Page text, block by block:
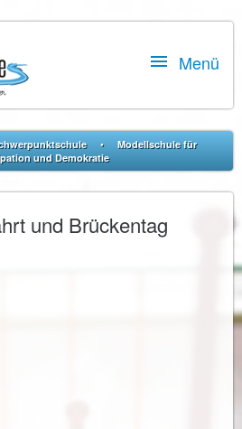
 Menü
•
Modellschule für
und Demokratie
und Brückentag